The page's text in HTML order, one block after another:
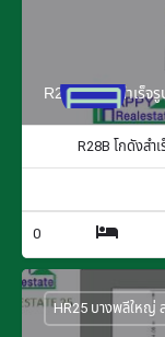
R28B โกดังสำเร็จ
R28B โกดังสำ
0
HR25 บางพลีใหญ่